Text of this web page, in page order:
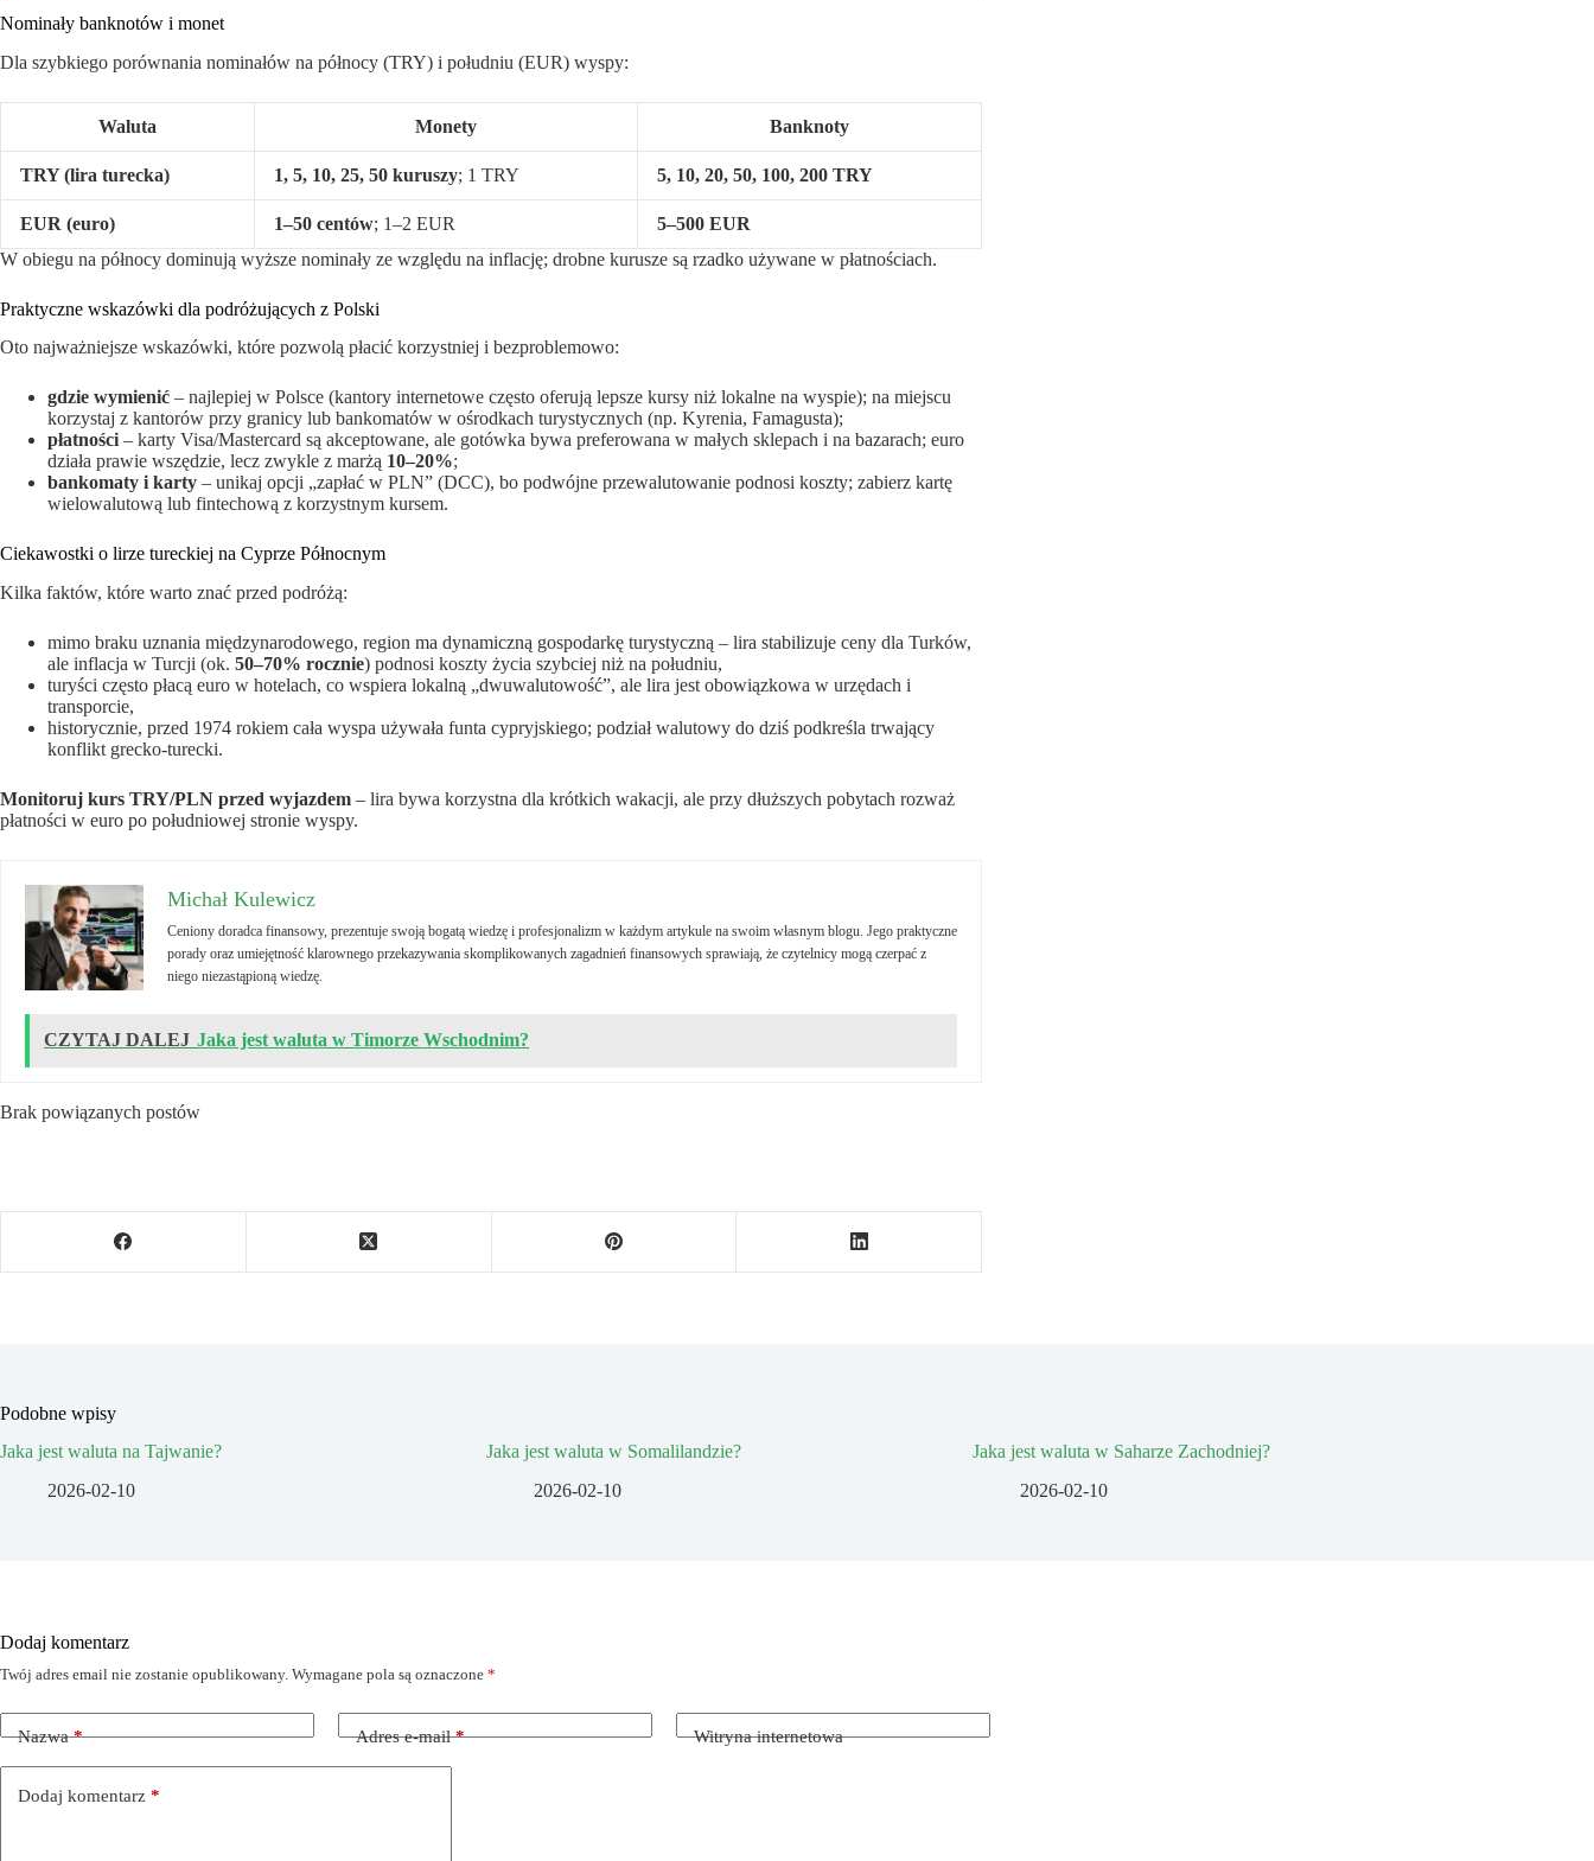
Nominały banknotów i monet
Dla szybkiego porównania nominałów na północy (TRY) i południu (EUR) wyspy:
Waluta Monety Banknoty
TRY (lira turecka) 1, 5, 10, 25, 50 kuruszy; 1 TRY 5, 10, 20, 50, 100, 200 TRY
EUR (euro) 1–50 centów; 1–2 EUR
5–500 EUR
W obiegu na północy dominują wyższe nominały ze względu na inflację; drobne kurusze są rzadko używane w płatnościach.
Praktyczne wskazówki dla podróżujących z Polski
Oto najważniejsze wskazówki, które pozwolą płacić korzystniej i bezproblemowo:
gdzie wymienić – najlepiej w Polsce (kantory internetowe często oferują lepsze kursy niż lokalne na wyspie); na miejscu
korzystaj z kantorów przy granicy lub bankomatów w ośrodkach turystycznych (np. Kyrenia, Famagusta);
płatności – karty Visa/Mastercard są akceptowane, ale gotówka bywa preferowana w małych sklepach i na bazarach; euro
działa prawie wszędzie, lecz zwykle z marżą 10–20%;
bankomaty i karty – unikaj opcji „zapłać w PLN” (DCC), bo podwójne przewalutowanie podnosi koszty; zabierz kartę
wielowalutową lub fintechową z korzystnym kursem.
Ciekawostki o lirze tureckiej na Cyprze Północnym
Kilka faktów, które warto znać przed podróżą:
mimo braku uznania międzynarodowego, region ma dynamiczną gospodarkę turystyczną – lira stabilizuje ceny dla Turków,
ale inflacja w Turcji (ok. 50–70% rocznie) podnosi koszty życia szybciej niż na południu,
turyści często płacą euro w hotelach, co wspiera lokalną „dwuwalutowość”, ale lira jest obowiązkowa w urzędach i
transporcie,
historycznie, przed 1974 rokiem cała wyspa używała funta cypryjskiego; podział walutowy do dziś podkreśla trwający
konflikt grecko-turecki.
Monitoruj kurs TRY/PLN przed wyjazdem – lira bywa korzystna dla krótkich wakacji, ale przy dłuższych pobytach rozważ
płatności w euro po południowej stronie wyspy.
Michał Kulewicz
Ceniony doradca finansowy, prezentuje swoją bogatą wiedzę i profesjonalizm w każdym artykule na swoim własnym blogu. Jego praktyczne
porady oraz umiejętność klarownego przekazywania skomplikowanych zagadnień finansowych sprawiają, że czytelnicy mogą czerpać z
niego niezastąpioną wiedzę.
CZYTAJ DALEJ Jaka jest waluta w Timorze Wschodnim?
Brak powiązanych postów
Podobne wpisy
Jaka jest waluta na Tajwanie?
2026-02-10
Jaka jest waluta w Somalilandzie?
2026-02-10
Jaka jest waluta w Saharze Zachodniej?
2026-02-10
Dodaj komentarz
Twój adres email nie zostanie opublikowany. Wymagane pola są oznaczone *
Nazwa* Adres e-mail* Witryna internetowa
Dodaj komentarz *